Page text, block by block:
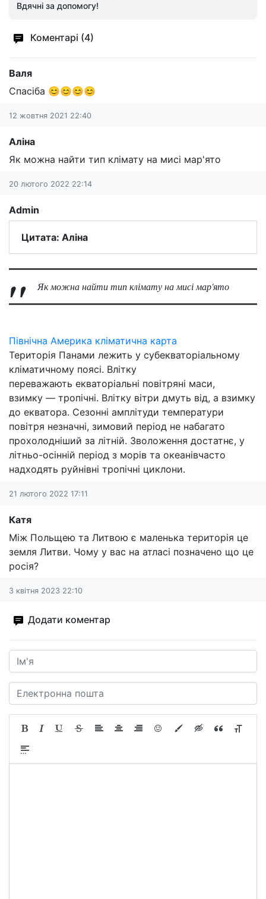
Вдячні за допомогу!
Коментарі (4)
Валя
Спасіба 😊😊😊😊
12 жовтня 2021 22:40
Аліна
Як можна найти тип клімату на мисі мар'ято
20 лютого 2022 22:14
Admin
Цитата: Аліна
Як можна найти тип клімату на мисі мар'ято
Північна Америка кліматична карта
Територія Панами лежить у субекваторіальному
кліматичному поясі. Влітку
переважають екваторіальні повітряні маси,
взимку — тропічні. Влітку вітри дмуть від, а взимку
до екватора. Сезонні амплітуди температури
повітря незначні, зимовий період не набагато
прохолодніший за літній. Зволоження достатнє, у
літньо-осінній період з морів та океанівчасто
надходять руйнівні тропічні циклони.
21 лютого 2022 17:11
Катя
Між Польщею та Литвою є маленька територія це
земля Литви. Чому у вас на атласі позначено що це
росія?
3 квітня 2023 22:10
Додати коментар